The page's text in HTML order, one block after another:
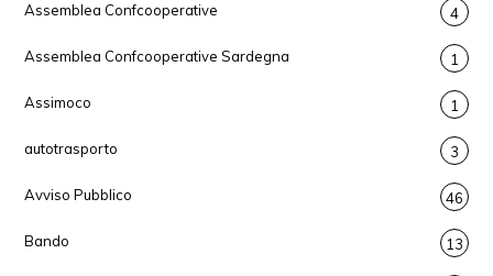
Assemblea Confcooperative 4
Assemblea Confcooperative Sardegna 1
Assimoco 1
autotrasporto 3
Avviso Pubblico 46
Bando 13